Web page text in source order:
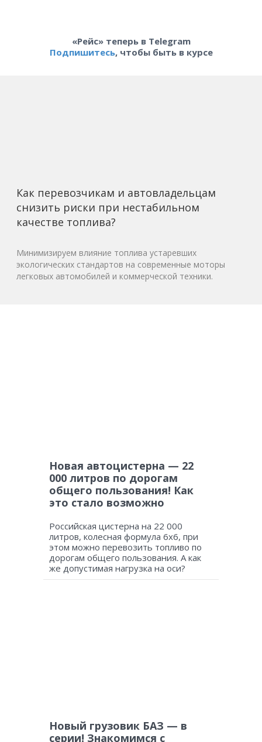
«Рейс» теперь в Telegram
Подпишитесь, чтобы быть в курсе
Как перевозчикам и автовладельцам
снизить риски при нестабильном
качестве топлива?
Минимизируем влияние топлива устаревших
экологических стандартов на современные моторы
легковых автомобилей и коммерческой техники.
Новая автоцистерна — 22
000 литров по дорогам
общего пользования! Как
это стало возможно
Российская цистерна на 22 000
литров, колесная формула 6х6, при
этом можно перевозить топливо по
дорогам общего пользования. А как
же допустимая нагрузка на оси?
Новый грузовик БАЗ — в
серии! Знакомимся с